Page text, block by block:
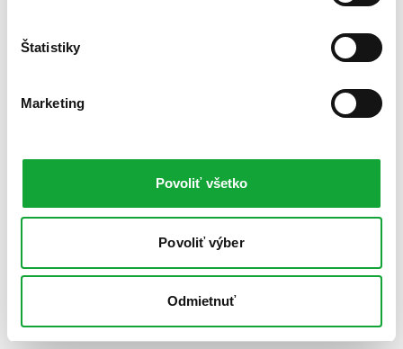
Štatistiky
Marketing
Povoliť všetko
Povoliť výber
Odmietnuť